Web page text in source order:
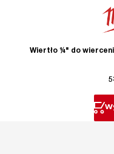
Wiertło ¼" do